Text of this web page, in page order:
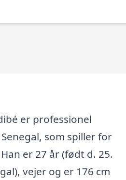
er professionel
som spiller for
er 27 år (født d. 25.
vejer og er 176 cm